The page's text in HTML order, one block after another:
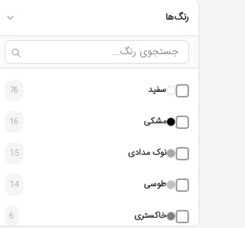
زیراکس | Xerox 1 رنگ‌ها
سفید 76
مشکی 16
نوک مدادی 15
طوسی 14
خاکستری 6